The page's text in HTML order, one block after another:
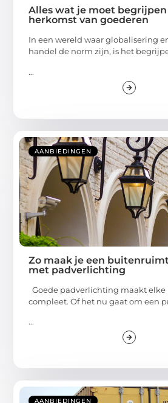
Alles wat je moet begrijpen
herkomst van goederen
In een wereld waar globalisering
handel de norm zijn, is het
...
AANBIEDINGEN
Zo maak je een
met padverlichting
Goede padverlichting maakt
compleet. Of het nu gaat om een
...
AANBIEDINGEN